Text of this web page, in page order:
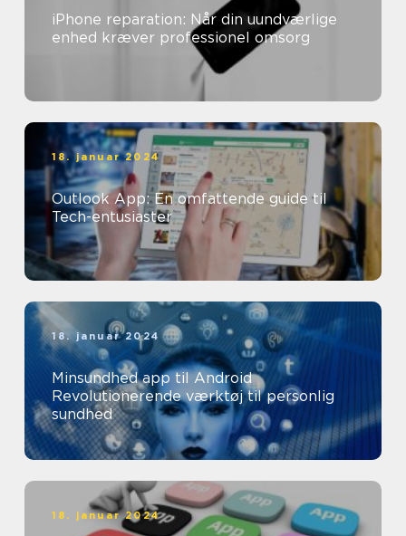
iPhone reparation: Når din uundværlige
enhed kræver professionel omsorg
18. januar 2024
Outlook App: En omfattende guide til
Tech-entusiaster
18. januar 2024
Minsundhed app til Android
Revolutionerende værktøj til personlig
sundhed
18. januar 2024